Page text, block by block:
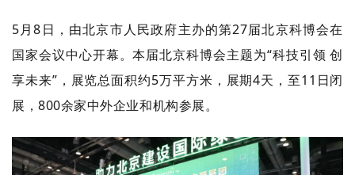
5月8日，由北京市人民政府主办的第27届北京科博会在
国家会议中心开幕。本届北京科博会主题为“科技引领 创
享未来”，展览总面积约5万平方米，展期4天，至11日闭
展，800余家中外企业和机构参展。